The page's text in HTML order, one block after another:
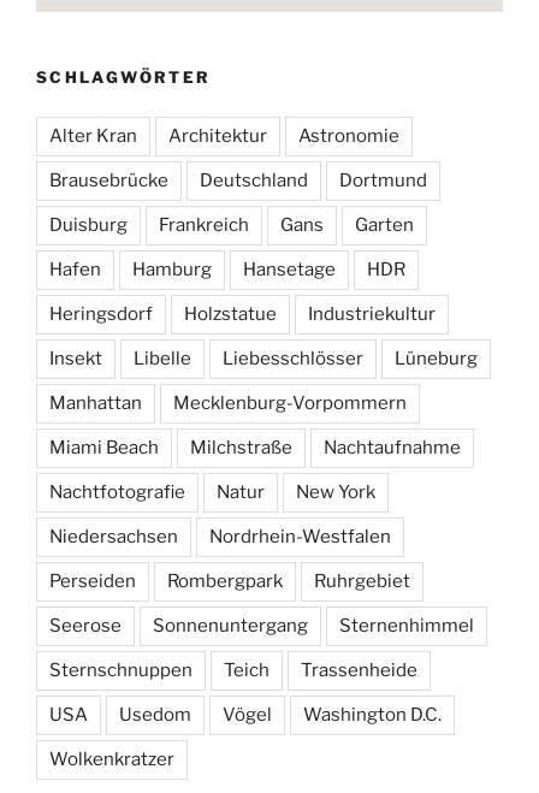
SCHLAGWÖRTER
Alter Kran Architektur Astronomie
Brausebrücke Deutschland Dortmund
Duisburg Frankreich Gans Garten
Hafen Hamburg Hansetage HDR
Heringsdorf Holzstatue Industriekultur
Insekt Libelle Liebesschlösser Lüneburg
Manhattan Mecklenburg-Vorpommern
Miami Beach Milchstraße Nachtaufnahme
Nachtfotografie Natur New York
Niedersachsen Nordrhein-Westfalen
Perseiden Rombergpark Ruhrgebiet
Seerose Sonnenuntergang Sternenhimmel
Sternschnuppen Teich Trassenheide
USA Usedom Vögel Washington D.C.
Wolkenkratzer